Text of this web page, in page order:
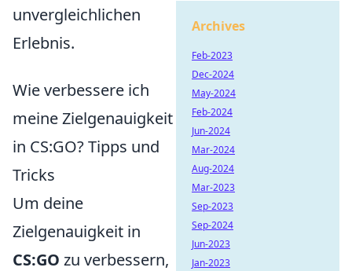
unvergleichlichen
Erlebnis.
Wie verbessere ich
meine Zielgenauigkeit
in CS:GO? Tipps und
Tricks
Um deine
Zielgenauigkeit in
CS:GO zu verbessern,
Archives
Feb-2023
Dec-2024
May-2024
Feb-2024
Jun-2024
Mar-2024
Aug-2024
Mar-2023
Sep-2023
Sep-2024
Jun-2023
Jan-2023